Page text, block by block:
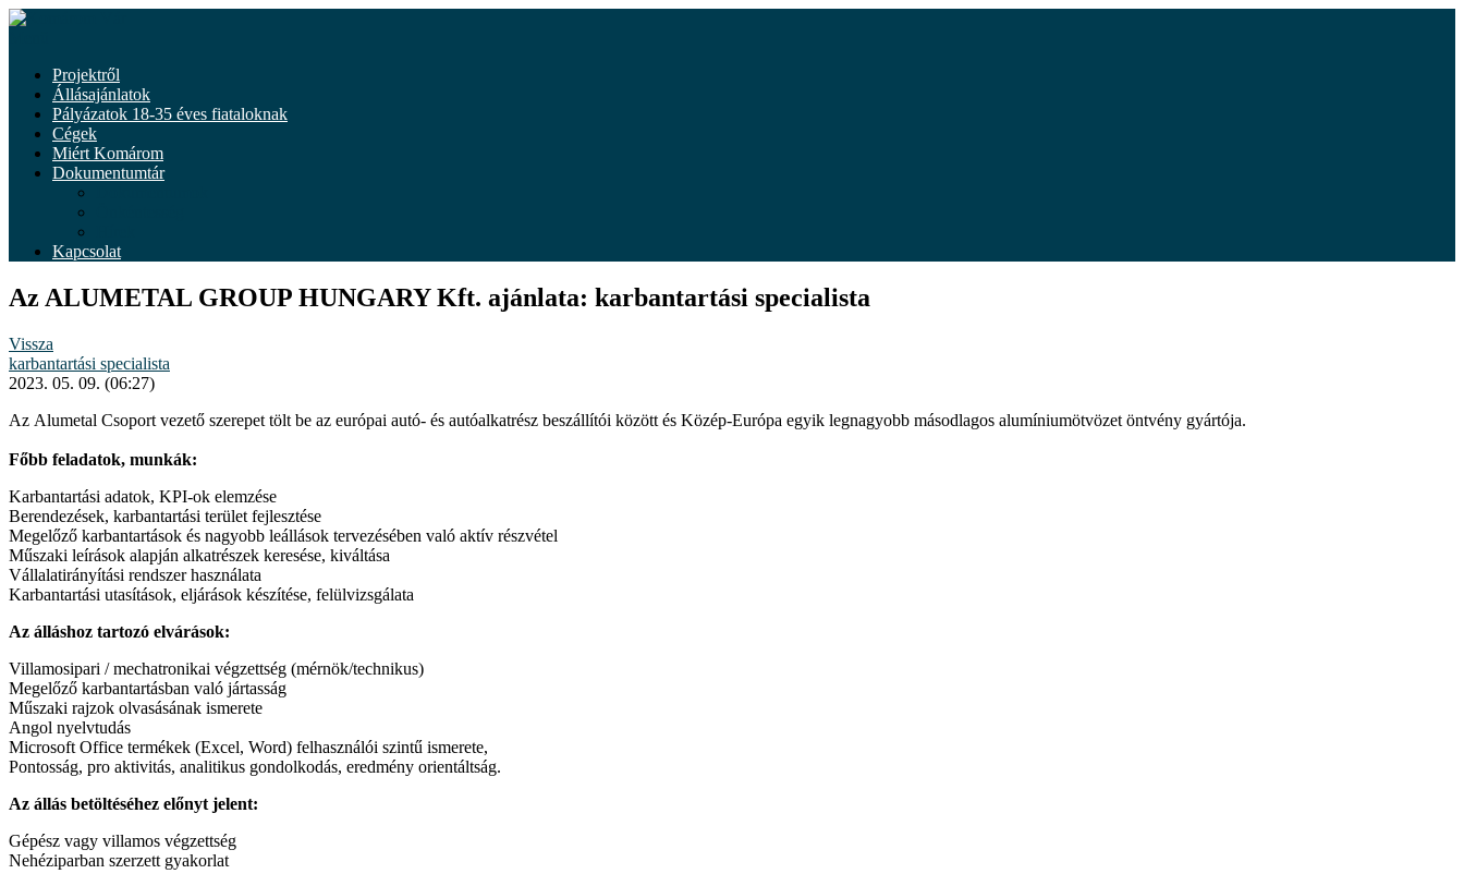
Tovább
Projektről
Állásajánlatok
Pályázatok 18-35 éves fiataloknak
Cégek
Miért Komárom
Dokumentumtár
Kapcsolat
Az ALUMETAL GROUP HUNGARY Kft. ajánlata: karbantartási specialista
Vissza
karbantartási specialista
2023. 05. 09. (06:27)
Az Alumetal Csoport vezető szerepet tölt be az európai autó- és autóalkatrész beszállítói között és Közép-Európa egyik legnagyobb másodlagos alumíniumötvözet öntvény gyártója.
Főbb feladatok, munkák:
Karbantartási adatok, KPI-ok elemzése
Berendezések, karbantartási terület fejlesztése
Megelőző karbantartások és nagyobb leállások tervezésében való aktív részvétel
Műszaki leírások alapján alkatrészek keresése, kiváltása
Vállalatirányítási rendszer használata
Karbantartási utasítások, eljárások készítése, felülvizsgálata
Az álláshoz tartozó elvárások:
Villamosipari / mechatronikai végzettség (mérnök/technikus)
Megelőző karbantartásban való jártasság
Műszaki rajzok olvasásának ismerete
Angol nyelvtudás
Microsoft Office termékek (Excel, Word) felhasználói szintű ismerete,
Pontosság, pro aktivitás, analitikus gondolkodás, eredmény orientáltság.
Az állás betöltéséhez előnyt jelent:
Gépész vagy villamos végzettség
Nehéziparban szerzett gyakorlat